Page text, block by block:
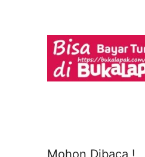
Mohon Dibaca !